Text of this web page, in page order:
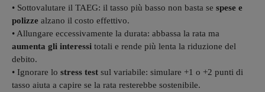
• Sottovalutare il TAEG: il tasso più basso non basta se spese e
polizze alzano il costo effettivo.
• Allungare eccessivamente la durata: abbassa la rata ma
aumenta gli interessi totali e rende più lenta la riduzione del
debito.
• Ignorare lo stress test sul variabile: simulare +1 o +2 punti di
tasso aiuta a capire se la rata resterebbe sostenibile.